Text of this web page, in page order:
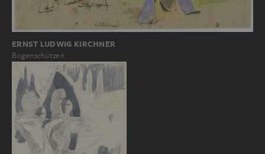
ERNST LUDWIG KIRCHNER
Bogenschützen